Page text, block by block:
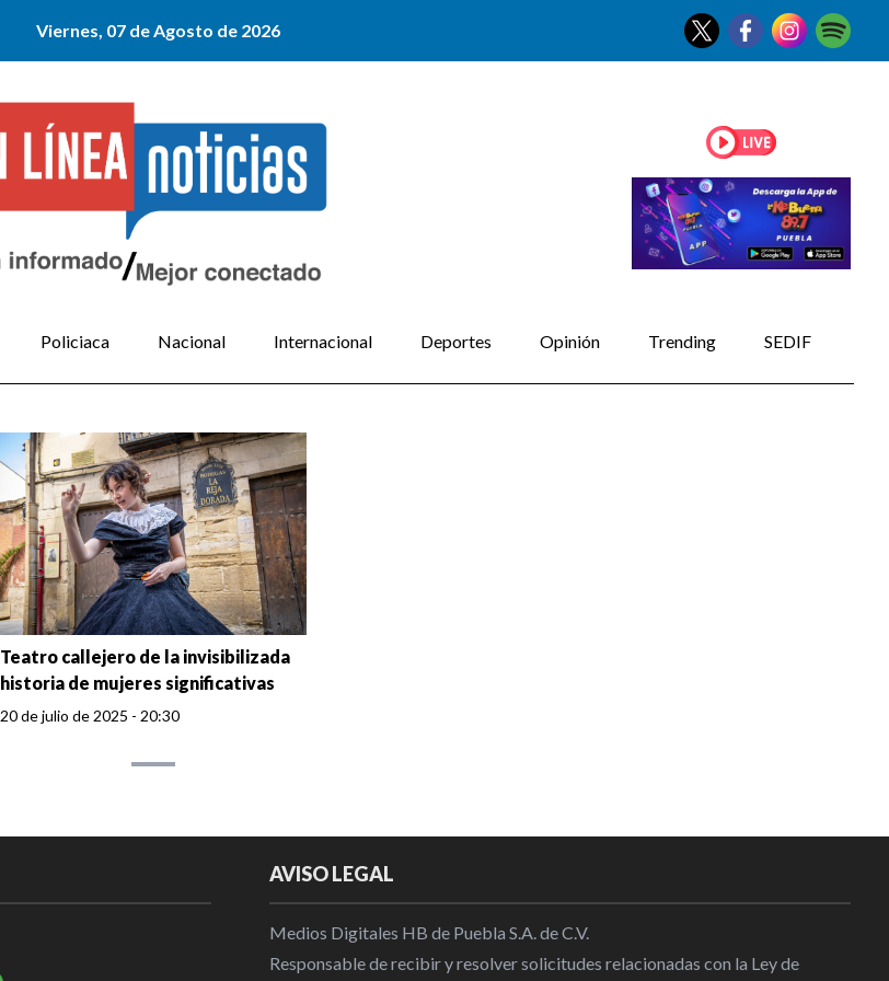
Viernes, 07 de Agosto de 2026
Policiaca Nacional Internacional Deportes Opinión Trending SEDIF
Teatro callejero de la invisibilizada
historia de mujeres significativas
20 de julio de 2025 - 20:30
AVISO LEGAL
Medios Digitales HB de Puebla S.A. de C.V.
Responsable de recibir y resolver solicitudes relacionadas con la Ley de